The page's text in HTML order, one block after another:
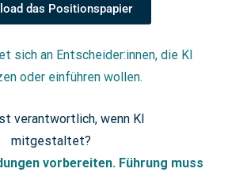
das Positionspapier
sich an Entscheider:innen, die KI
oder einführen wollen.
vorbereiten. Führung muss